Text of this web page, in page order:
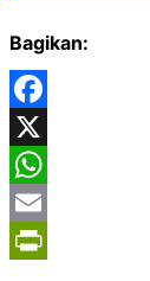
Bagikan:
Facebook
X
WhatsApp
Email